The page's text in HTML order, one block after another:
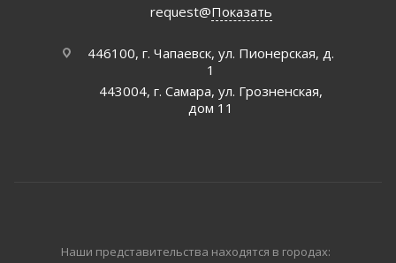
request@Показать
446100, г. Чапаевск, ул. Пионерская, д.
1
443004, г. Самара, ул. Грозненская,
дом 11
Наши представительства находятся в городах: